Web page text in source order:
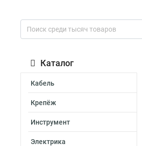
Каталог
Кабель
Крепёж
Инструмент
Электрика